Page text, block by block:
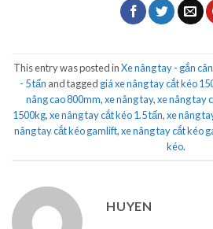
This entry was posted inXe nâng tay - gắn
- 5 tấn and tagged giá xe nâng tay cắt kéo
nâng cao 800mm,xe nâng tay,xe nâng tay
1500kg,xe nâng tay cắt kéo 1.5 tấn,xe nâng
nâng tay cắt kéo gamlift,xe nâng tay cắt kéo
kéo.
HUYEN